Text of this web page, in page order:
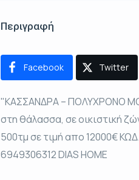
Περιγραφή
Facebook Twitter
"ΚΑΣΣΑΝΔΡΑ – ΠΟΛΥΧΡΟΝΟ
στη θάλασσα, σε οικιστική
500τμ σε τιμή απο 12000€
6949306312 DIAS HOME